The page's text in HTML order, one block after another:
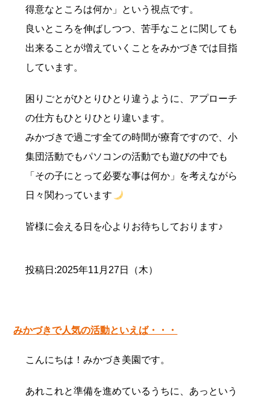
得意なところは何か」という視点です。
良いところを伸ばしつつ、苦手なことに関しても
出来ることが増えていくことをみかづきでは目指
しています。
困りごとがひとりひとり違うように、アプローチ
の仕方もひとりひとり違います。
みかづきで過ごす全ての時間が療育ですので、小
集団活動でもパソコンの活動でも遊びの中でも
「その子にとって必要な事は何か」を考えながら
日々関わっています
皆様に会える日を心よりお待ちしております♪
投稿日:2025年11月27日（木）
みかづきで人気の活動といえば・・・
こんにちは！みかづき美園です。
あれこれと準備を進めているうちに、あっという